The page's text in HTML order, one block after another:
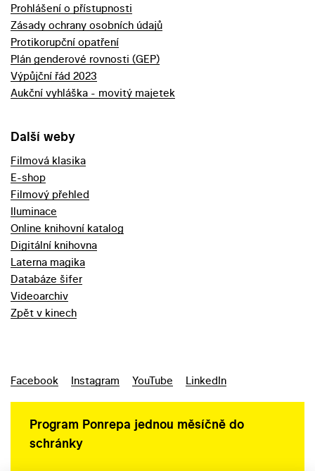
Prohlášení o přístupnosti
Zásady ochrany osobních údajů
Protikorupční opatření
Plán genderové rovnosti (GEP)
Výpůjční řád 2023
Aukční vyhláška - movitý majetek
Další weby
Filmová klasika
E-shop
Filmový přehled
Iluminace
Online knihovní katalog
Digitální knihovna
Laterna magika
Databáze šifer
Videoarchiv
Zpět v kinech
Facebook Instagram YouTube LinkedIn
Program Ponrepa jednou měsíčně do
schránky